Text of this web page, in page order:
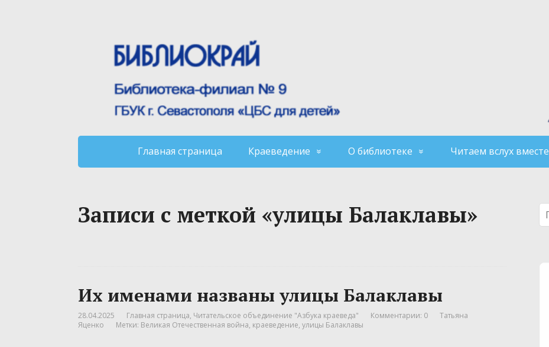
Главная страница Краеведение О библиотеке Читаем вслух вместе
Записи с меткой «улицы Балаклавы»
Их именами названы улицы Балаклавы
28.04.2025 Главная страница, Читательское объединение "Азбука краеведа" Комментарии: 0
Татьяна
Яценко
Метки: Великая Отечественная война, краеведение, улицы Балаклавы